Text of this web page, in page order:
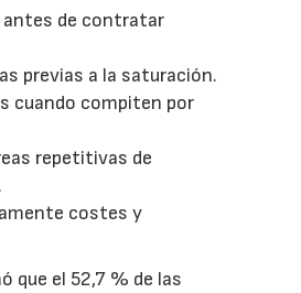
antes de contratar
previas a la saturación.
cuando compiten por
repetitivas de
costes y
que el 52,7 % de las